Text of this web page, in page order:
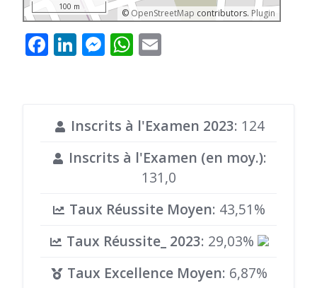
© OpenStreetMap contributors. Plugin
100 m
Facebook
LinkedIn
Messenger
WhatsApp
Inscrits à l'Examen 2023: 124
Inscrits à l'Examen (en moy.):
131,0
Taux Réussite Moyen: 43,51%
Taux Réussite_ 2023: 29,03%
Taux Excellence Moyen: 6,87%